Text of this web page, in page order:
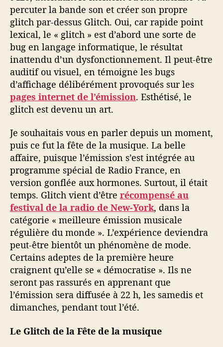
percuter la bande son et créer son propre
glitch par-dessus Glitch. Oui, car rapide point
lexical, le « glitch » est d’abord une sorte de
bug en langage informatique, le résultat
inattendu d’un dysfonctionnement. Il peut-être
auditif ou visuel, en témoigne les bugs
d’affichage délibérément provoqués sur les
pages internet de l’émission. Esthétisé, le
glitch est devenu un art.
Je souhaitais vous en parler depuis un moment,
puis ce fut la fête de la musique. La belle
affaire, puisque l’émission s’est intégrée au
programme spécial de Radio France, en
version gonflée aux hormones. Surtout, il était
temps. Glitch vient d’être récompensé au
festival de la radio de New-York, dans la
catégorie « meilleure émission musicale
régulière du monde ». L’expérience deviendra
peut-être bientôt un phénomène de mode.
Certains adeptes de la première heure
craignent qu’elle se « démocratise ». Ils ne
seront pas rassurés en apprenant que
l’émission sera diffusée à 22 h, les samedis et
dimanches, pendant tout l’été.
Le Glitch de la Fête de la musique